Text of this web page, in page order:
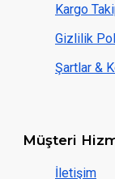
Kargo
Gizlilik
Şartlar &
Müşteri
İletişim